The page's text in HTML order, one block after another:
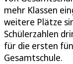
mehr Klassen
weitere Plätze
Schülerzahlen
für die ersten
Gesamtschule.